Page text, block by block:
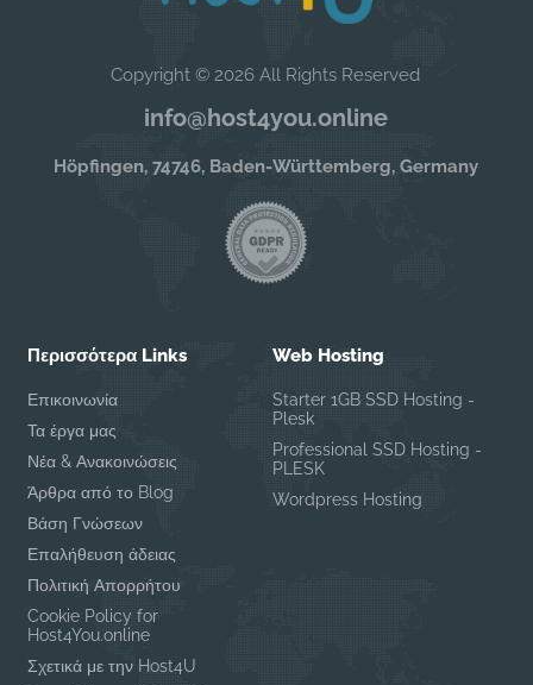
Copyright © 2026 All Rights Reserved
info@host4you.online
Höpfingen, 74746, Baden-Württemberg, Germany
Περισσότερα Links
Επικοινωνία
Τα έργα μας
Νέα & Ανακοινώσεις
Άρθρα από το Blog
Βάση Γνώσεων
Επαλήθευση άδειας
Πολιτική Απορρήτου
Cookie Policy for
Host4You.online
Σχετικά με την Host4U
Web Hosting
Starter 1GB SSD Hosting -
Plesk
Professional SSD Hosting -
PLESK
Wordpress Hosting